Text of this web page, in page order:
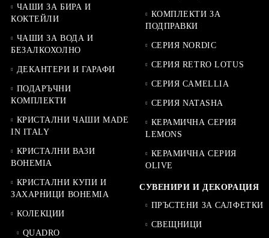
ЧАШИ ЗА БИРА И
КОКТЕЙЛИ
ЧАШИ ЗА ВОДА И
БЕЗАЛКОХОЛНО
ДЕКАНТЕРИ И ГАРАФИ
ПОДАРЪЧНИ
КОМПЛЕКТИ
КРИСТАЛНИ ЧАШИ MADE
IN ITALY
КРИСТАЛНИ ВАЗИ
BOHEMIA
КРИСТАЛНИ КУПИ И
ЗАХАРНИЦИ BOHEMIA
КОЛЕКЦИИ
QUADRO
КОМПЛЕКТИ ЗА
ПОДПРАВКИ
СЕРИЯ NORDIC
СЕРИЯ RETRO LOTUS
СЕРИЯ CAMELLIA
СЕРИЯ NATASHA
КЕРАМИЧНА СЕРИЯ
LEMONS
КЕРАМИЧНА СЕРИЯ
OLIVE
СУВЕНИРИ И ДЕКОРАЦИЯ
ПРЪСТЕНИ ЗА САЛФЕТКИ
СВЕЩНИЦИ